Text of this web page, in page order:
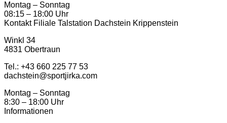
Montag – Sonntag
08:15 – 18:00 Uhr
Kontakt Filiale Talstation Dachstein Krippenstein
Winkl 34
4831 Obertraun
Tel.: ‭+43 660 225 77 53
dachstein@sportjirka.com
Montag – Sonntag
8:30 – 18:00 Uhr
Informationen